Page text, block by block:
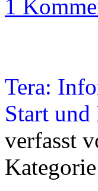
1
Tera:
Start und
verfasst
Kategorie